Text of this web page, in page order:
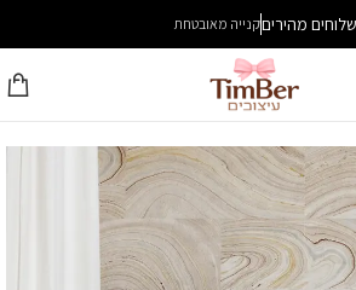
מהיריםקנייה מאובטחת